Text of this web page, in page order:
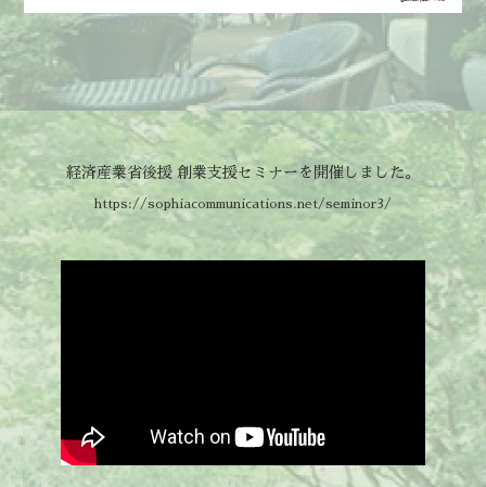
経済産業省後援 創業支援セミナーを開催しました。
https://sophiacommunications.net/seminor3/